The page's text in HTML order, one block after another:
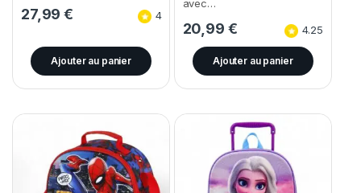
27,99€ 4
Ajouter au panier
avec…
20,99 € 4.25
Ajouter au panier